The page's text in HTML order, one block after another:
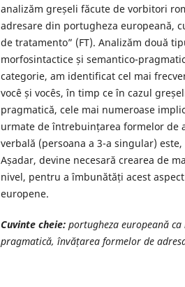
analizăm greșeli făcute de vorbitori
adresare din portugheza europeană,
de tratamento” (FT). Analizăm două
morfosintactice și semantico-
categorie, am identificat cel mai
você și vocês, în timp ce în cazul
pragmatică, cele mai numeroase
urmate de întrebuințarea formelor de
verbală (persoana a 3-a singular)
Așadar, devine necesară crearea de
nivel, pentru a îmbunătăți acest
europene.
Cuvinte cheie: portugheza europeană
pragmatică, învățarea formelor de